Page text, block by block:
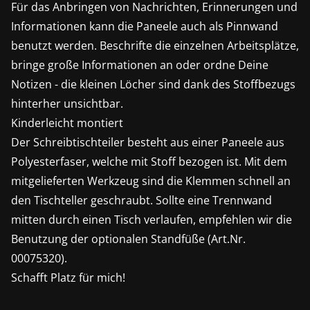
Für das Anbringen von Nachrichten, Erinnerungen und
Informationen kann die Paneele auch als Pinnwand
benutzt werden. Beschrifte die einzelnen Arbeitsplätze,
bringe große Informationen an oder ordne Deine
Notizen - die kleinen Löcher sind dank des Stoffbezugs
hinterher unsichtbar.
Kinderleicht montiert
Der Schreibtischteiler besteht aus einer Paneele aus
Polyesterfaser, welche mit Stoff bezogen ist. Mit dem
mitgelieferten Werkzeug sind die Klemmen schnell an
den Tischteller geschraubt. Sollte eine Trennwand
mitten durch einen Tisch verlaufen, empfehlen wir die
Benutzung der optionalen Standfüße (Art.Nr.
00075320).
Schafft Platz für mich!